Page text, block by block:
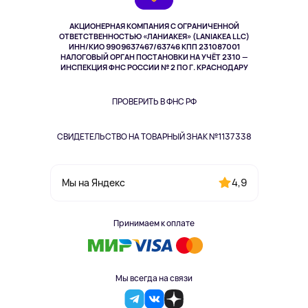
АКЦИОНЕРНАЯ КОМПАНИЯ С ОГРАНИЧЕННОЙ
ОТВЕТСТВЕННОСТЬЮ «ЛАНИАКЕЯ» (LANIAKEA LLC)
ИНН/КИО 9909637467/63746 КПП 231087001
НАЛОГОВЫЙ ОРГАН ПОСТАНОВКИ НА УЧЁТ 2310 —
ИНСПЕКЦИЯ ФНС РОССИИ № 2 ПО Г. КРАСНОДАРУ
ПРОВЕРИТЬ В ФНС РФ
СВИДЕТЕЛЬСТВО НА ТОВАРНЫЙ ЗНАК №1137338
Мы на Яндекс 4,9
Принимаем к оплате
Мы всегда на связи
Здоровье питомцев
Одежда и аксессуары